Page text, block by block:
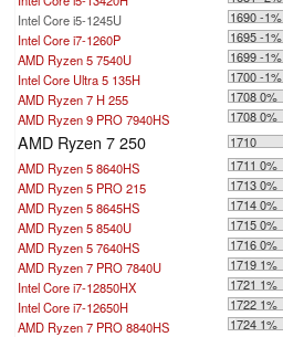
Intel Core i5-1245U
1690 -1%
Intel Core i7-1260P
1695 -1%
AMD Ryzen 5 7540U
1699 -1%
Intel Core Ultra 5 135H
1700 -1%
AMD Ryzen 7 H 255
1708 0%
AMD Ryzen 9 PRO 7940HS
1708 0%
AMD Ryzen 7 250
1710
AMD Ryzen 5 8640HS
1711 0%
AMD Ryzen 5 PRO 215
1713 0%
AMD Ryzen 5 8645HS
1714 0%
AMD Ryzen 5 8540U
1715 0%
AMD Ryzen 5 7640HS
1716 0%
AMD Ryzen 7 PRO 7840U
1719 1%
Intel Core i7-12850HX
1721 1%
Intel Core i7-12650H
1722 1%
AMD Ryzen 7 PRO 8840HS
1724 1%